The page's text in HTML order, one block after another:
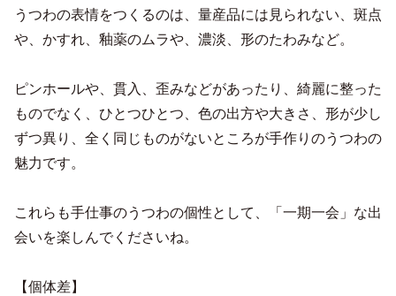
うつわの表情をつくるのは、量産品には見られない、斑点
や、かすれ、釉薬のムラや、濃淡、形のたわみなど。
ピンホールや、貫入、歪みなどがあったり、綺麗に整った
ものでなく、ひとつひとつ、色の出方や大きさ、形が少し
ずつ異り、全く同じものがないところが手作りのうつわの
魅力です。
これらも手仕事のうつわの個性として、「一期一会」な出
会いを楽しんでくださいね。
【個体差】